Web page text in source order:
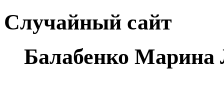
Случайный сайт
Балабенко Марина